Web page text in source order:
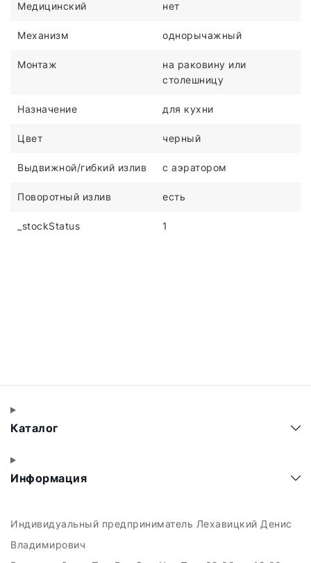
Медицинский нет
Механизм однорычажный
Монтаж
на раковину или
столешницу
Назначение для кухни
Цвет черный
Выдвижной/гибкий излив с аэратором
Поворотный излив есть
_stockStatus 1
Каталог
Информация
Индивидуальный предприниматель Лехавицкий Денис
Владимирович